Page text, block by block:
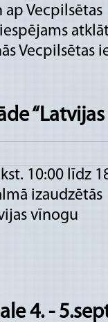
ap Vecpilsētas
Vecpilsētas
10:00 līdz
izaudzētās
vīnogu
4. -